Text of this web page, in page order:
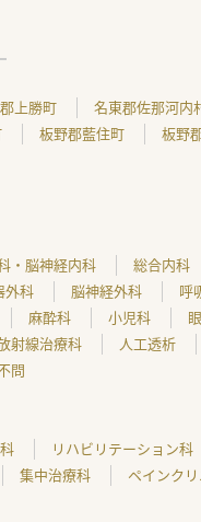
上勝町 名東郡佐那河内
板野郡藍住町
板野
・脳神経内科 総合内科
外科 脳神経外科 呼
麻酔科 小児科
射線治療科 人工透析
問
リハビリテーション科
集中治療科 ペインク